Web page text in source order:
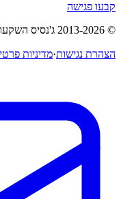
קבעו פגישה
©
2013-2026 ג'נסיס
הצהרת נגישות·מדיניות